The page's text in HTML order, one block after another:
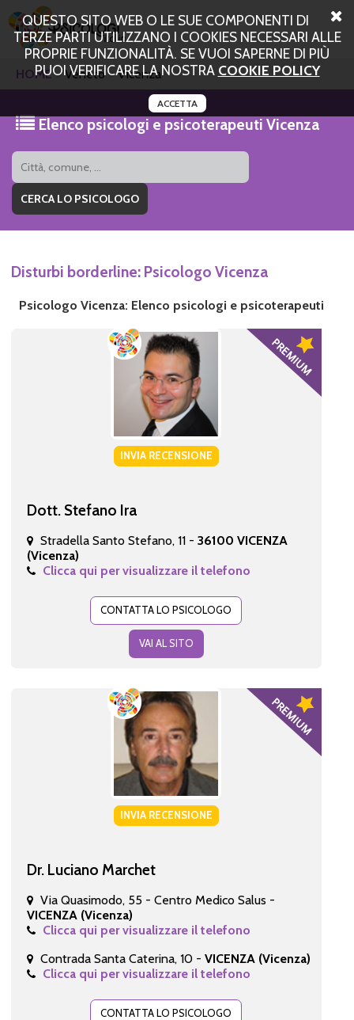
QUESTO SITO WEB O LE SUE COMPONENTI DI
TERZE PARTI UTILIZZANO I COOKIES NECESSARI ALLE
PROPRIE FUNZIONALITÀ. SE VUOI SAPERNE DI PIÙ
PUOI VERIFICARE LA NOSTRA COOKIE POLICY
ACCETTA
HOME Veneto Vicenza
Elenco psicologi e psicoterapeuti Vicenza
Disturbi borderline: Psicologo Vicenza
Psicologo Vicenza: Elenco psicologi e psicoterapeuti
INVIA RECENSIONE
Dott. Stefano Ira
Stradella Santo Stefano, 11 - 36100 VICENZA
(Vicenza)
Clicca qui per visualizzare il telefono
CONTATTA LO PSICOLOGO
VAI AL SITO
INVIA RECENSIONE
Dr. Luciano Marchet
Via Quasimodo, 55 - Centro Medico Salus -
VICENZA (Vicenza)
Clicca qui per visualizzare il telefono
Contrada Santa Caterina, 10 - VICENZA (Vicenza)
Clicca qui per visualizzare il telefono
CONTATTA LO PSICOLOGO